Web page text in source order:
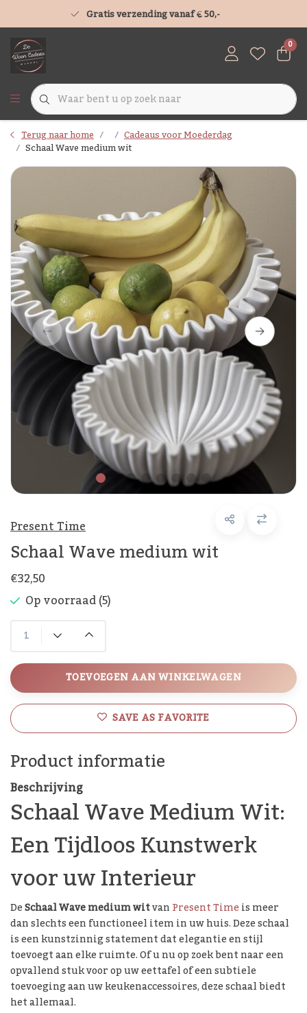
Gratis verzending vanaf € 50,-
0
Terug naar home Cadeaus voor Moederdag
Schaal Wave medium wit
Present Time
Schaal Wave medium wit
€32,50
Op voorraad (5)
TOEVOEGEN AAN WINKELWAGEN
SAVE AS FAVORITE
Product informatie
Beschrijving
Schaal Wave Medium Wit:
Een Tijdloos Kunstwerk
voor uw Interieur
DeSchaal Wave medium witvanPresent Timeis meer
dan slechts een functioneel item in uw huis. Deze schaal
is een kunstzinnig statement dat elegantie en stijl
toevoegt aan elke ruimte. Of u nu op zoek bent naar een
opvallend stuk voor op uw eettafel of een subtiele
toevoeging aan uw keukenaccessoires, deze schaal biedt
het allemaal.